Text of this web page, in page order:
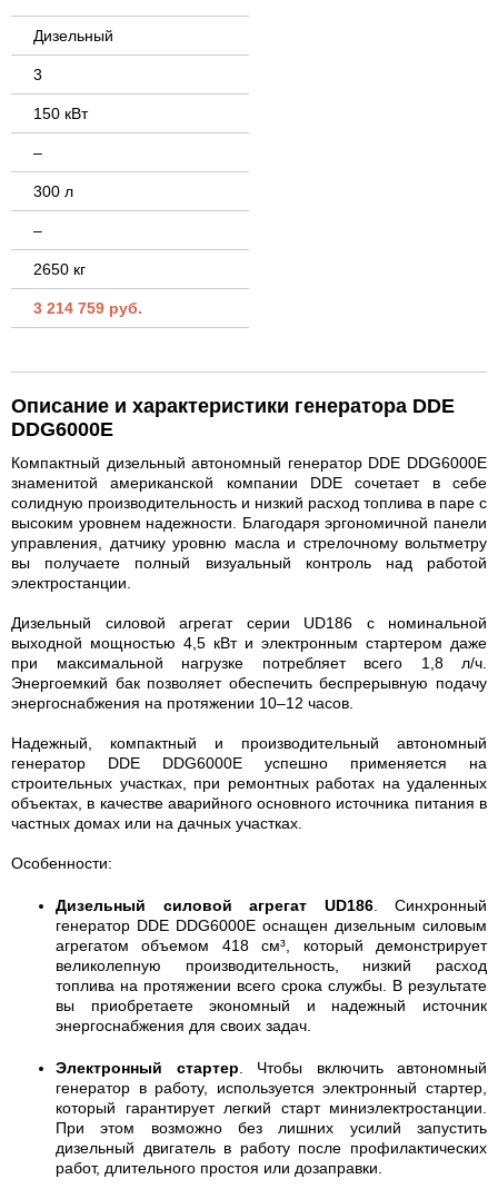
Дизельный
3
150 кВт
–
300 л
–
2650 кг
3 214 759 руб.
Описание и характеристики генератора DDE
DDG6000E
Компактный дизельный автономный генератор DDE DDG6000E
знаменитой американской компании DDE сочетает в себе
солидную производительность и низкий расход топлива в паре с
высоким уровнем надежности. Благодаря эргономичной панели
управления, датчику уровню масла и стрелочному вольтметру
вы получаете полный визуальный контроль над работой
электростанции.
Дизельный силовой агрегат серии UD186 с номинальной
выходной мощностью 4,5 кВт и электронным стартером даже
при максимальной нагрузке потребляет всего 1,8 л/ч.
Энергоемкий бак позволяет обеспечить беспрерывную подачу
энергоснабжения на протяжении 10–12 часов.
Надежный, компактный и производительный автономный
генератор DDE DDG6000E успешно применяется на
строительных участках, при ремонтных работах на удаленных
объектах, в качестве аварийного основного источника питания в
частных домах или на дачных участках.
Особенности:
Дизельный силовой агрегат UD186. Синхронный
генератор DDE DDG6000E оснащен дизельным силовым
агрегатом объемом 418 см³, который демонстрирует
великолепную производительность, низкий расход
топлива на протяжении всего срока службы. В результате
вы приобретаете экономный и надежный источник
энергоснабжения для своих задач.
Электронный стартер . Чтобы включить автономный
генератор в работу, используется электронный стартер,
который гарантирует легкий старт миниэлектростанции.
При этом возможно без лишних усилий запустить
дизельный двигатель в работу после профилактических
работ, длительного простоя или дозаправки.